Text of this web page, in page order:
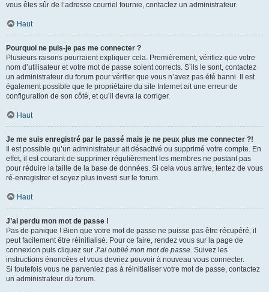
vous êtes sûr de l’adresse courriel fournie, contactez un administrateur.
Haut
Pourquoi ne puis-je pas me connecter ?
Plusieurs raisons pourraient expliquer cela. Premièrement, vérifiez que votre
nom d’utilisateur et votre mot de passe soient corrects. S’ils le sont, contactez
un administrateur du forum pour vérifier que vous n’avez pas été banni. Il est
également possible que le propriétaire du site Internet ait une erreur de
configuration de son côté, et qu’il devra la corriger.
Haut
Je me suis enregistré par le passé mais je ne peux plus me connecter ?!
Il est possible qu’un administrateur ait désactivé ou supprimé votre compte. En
effet, il est courant de supprimer régulièrement les membres ne postant pas
pour réduire la taille de la base de données. Si cela vous arrive, tentez de vous
ré-enregistrer et soyez plus investi sur le forum.
Haut
J’ai perdu mon mot de passe !
Pas de panique ! Bien que votre mot de passe ne puisse pas être récupéré, il
peut facilement être réinitialisé. Pour ce faire, rendez vous sur la page de
connexion puis cliquez sur J’ai oublié mon mot de passe. Suivez les
instructions énoncées et vous devriez pouvoir à nouveau vous connecter.
Si toutefois vous ne parveniez pas à réinitialiser votre mot de passe, contactez
un administrateur du forum.